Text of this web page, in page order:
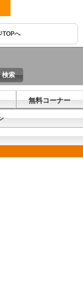
TOPへ
無料コーナー